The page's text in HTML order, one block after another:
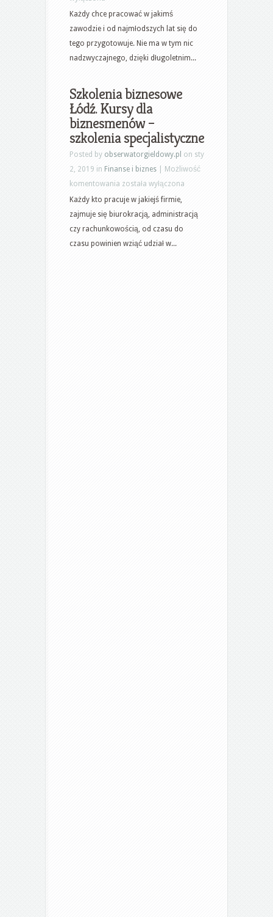
Krakowie.
Praca
w
sekretariacie
dla
Każdy chce pracować w jakimś
zawodzie i od najmłodszych lat się do
tego przygotowuje. Nie ma w tym nic
nadzwyczajnego, dzięki długoletnim...
Szkolenia biznesowe
Łódź. Kursy dla
biznesmenów –
szkolenia specjalistyczne
Posted by obserwatorgieldowy.pl on sty
2, 2019 in Finanse i biznes
Możliwość
komentowania Szkolenia
biznesowe
Łódź.
Kursy
dla
została wyłączona
Każdy kto pracuje w jakiejś firmie,
zajmuje się biurokracją, administracją
czy rachunkowością, od czasu do
czasu powinien wziąć udział w...